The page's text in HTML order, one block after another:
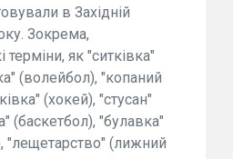
в Західній
Зокрема,
терміни, як "ситківка"
(волейбол), "копаний
(хокей), "стусан"
(баскетбол), "булавка"
"лещетарство" (лижний